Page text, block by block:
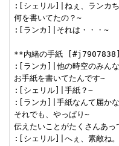
:[シェリル]|ねぇ、ランカ
何を書いてたの？~
:[ランカ]|それは・・・~
**内緒の手紙 [#j7907838]
:[ランカ]|他の時空のみん
お手紙を書いてたんです~
:[シェリル]|手紙？~
:[ランカ]|手紙なんて届かな
それでも、やっぱり~
伝えたいことがたくさんあっ
:[シェリル]|へぇ、素敵ね